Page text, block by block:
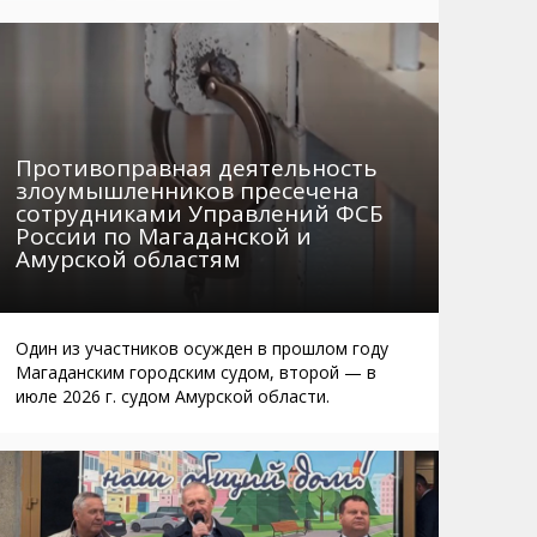
Телефоны
Автобусы Магадан – Аэропорт
Таблица приливов отливов
Интернет
Жилье
Не мусорить
Браконьеры
Противоправная деятельность
злоумышленников пресечена
сотрудниками Управлений ФСБ
России по Магаданской и
Амурской областям
Один из участников осужден в прошлом году
Магаданским городским судом, второй — в
июле 2026 г. судом Амурской области.